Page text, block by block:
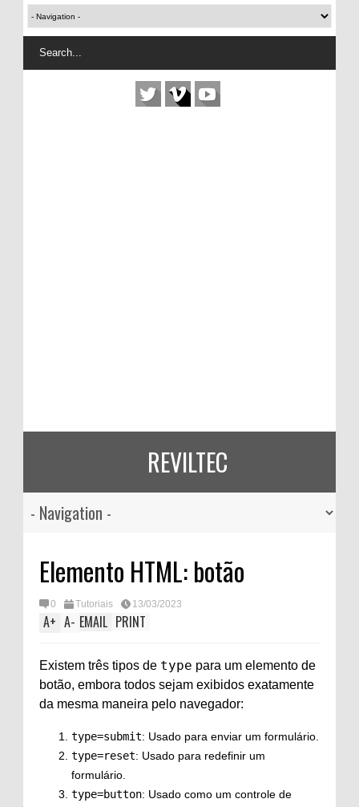
REVILTEC
Elemento HTML: botão
0 Tutoriais 13/03/2023
A+ A- EMAIL PRINT
Existem três tipos de type para um elemento de
botão, embora todos sejam exibidos exatamente
da mesma maneira pelo navegador:
type=submit: Usado para enviar um formulário.
type=reset: Usado para redefinir um
formulário.
type=button: Usado como um controle de